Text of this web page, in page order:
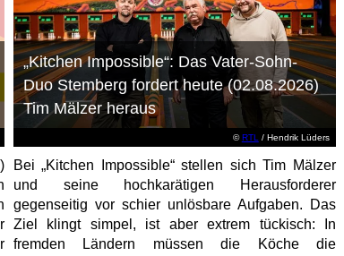
©RTL / Hendrik Lüders
„Kitchen Impossible“: Das Vater-Sohn-
Duo Stemberg fordert heute (02.08.2026)
Tim Mälzer heraus
Bei „Kitchen Impossible“ stellen sich Tim Mälzer
und seine hochkarätigen Herausforderer
gegenseitig vor schier unlösbare Aufgaben. Das
Ziel klingt simpel, ist aber extrem tückisch: In
fremden Ländern müssen die Köche die